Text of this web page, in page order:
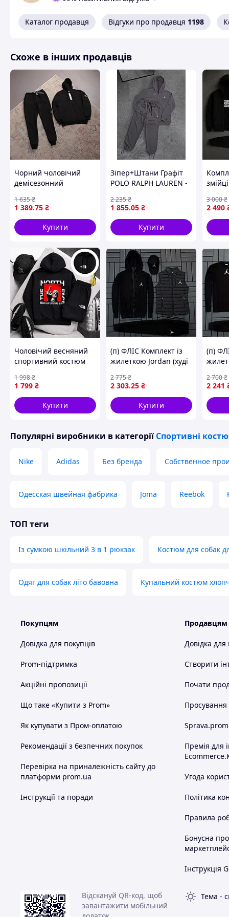
Схожі товари за характеристиками
Каталог продавця Відгуки про продавця 1198
Схоже в інших продавців
Чорний чоловічий
демісезонний
Stone Island кофта на
блискавці ART0145
1 389.75 ₴
1 635₴
Купити
Зіпер+Штани Графіт
POLO RALPH LAUREN -
1 855.05 ₴
2 235₴
Купити
2 490
3 000₴
Чоловічий весняний
спортивний костюм
North Face з принтом
худі та штани
1 799 ₴
1 998₴
Купити
(п) ФЛІС Комплект із
жилеткою Jordan (худі
кіпка + жилетка)
2 303.25 ₴
2 775₴
Купити
(п)
кіпка
2 241
2 700₴
Популярні виробники в категорії Спортивні
Nike Adidas Без бренда Собственное
Одесская швейная фабрика Joma Reebok
ТОП теги
Із сумкою шкільний 3 в 1 рюкзак Костюм для собак
Одяг для собак літо бавовна Купальний костюм
Покупцям
Довідка для покупців
Prom-підтримка
Акційні пропозиції
Що таке «Купити з Prom»
Як купувати з Пром-оплатою
Рекомендації з безпечних покупок
Перевірка на приналежність сайту до
платформи prom.ua
Інструкції та поради
Продавцям
Довідка для
Створити
Почати
Просування
Премія для
Угода
Політика
Правила
Бонусна
Інструкція
Відскануй QR-код, щоб
завантажити мобільний
Тема -